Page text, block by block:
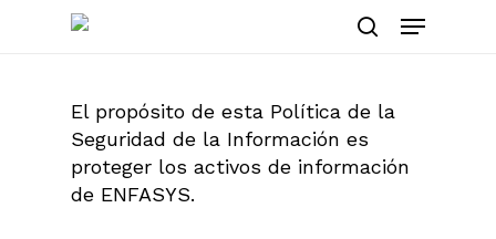
Menu
El propósito de esta Política de la
Seguridad de la Información es
proteger los activos de información
de ENFASYS.